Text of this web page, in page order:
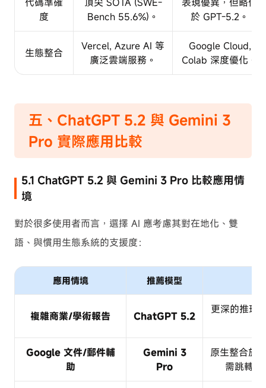
度
Bench 55.6%)。
於 GPT-5.2。
生態整合
Vercel, Azure AI 等
廣泛雲端服務。
Google Cloud,
Colab 深度優化。
五、ChatGPT 5.2 與 Gemini 3
Pro 實際應用比較
5.1 ChatGPT 5.2 與 Gemini 3 Pro 比較應用情
境
對於很多使用者而言，選擇 AI 應考慮其對在地化、雙
語、與慣用生態系統的支援度：
應用情境 推薦模型
複雜商業/學術報告 ChatGPT 5.2
更深的推理
Google 文件/郵件輔
助
Gemini 3
Pro
原生整合於
需跳轉